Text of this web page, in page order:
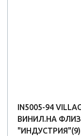
IN5005-94
ВИНИЛ.НА
"ИНДУСТРИЯ"(9)